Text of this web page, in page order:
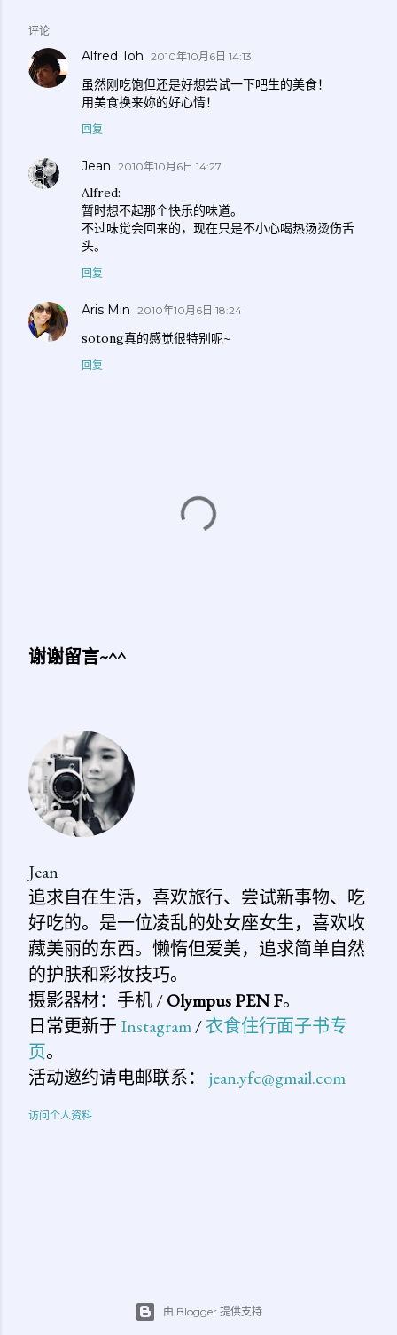
评论
Alfred Toh 2010年10月6日 14:13
虽然刚吃饱但还是好想尝试一下吧生的美食！
用美食换来妳的好心情！
回复
Jean 2010年10月6日 14:27
Alfred:
暂时想不起那个快乐的味道。
不过味觉会回来的，现在只是不小心喝热汤烫伤舌
头。
回复
Aris Min 2010年10月6日 18:24
sotong真的感觉很特别呢~
回复
论
谢谢留言~^^
Jean
追求自在生活，喜欢旅行、尝试新事物、吃
好吃的。是一位凌乱的处女座女生，喜欢收
藏美丽的东西。懒惰但爱美，追求简单自然
的护肤和彩妆技巧。
摄影器材：手机 /Olympus PEN F。
日常更新于 Instagram/衣食住行面子书专
页。
活动邀约请电邮联系： jean.yfc@gmail.com
访问个人资料
由 Blogger 提供支持